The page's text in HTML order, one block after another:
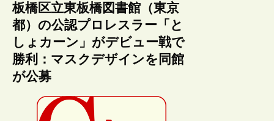
板橋区立東板橋図書館（東京
都）の公認プロレスラー「と
しょカーン」がデビュー戦で
勝利：マスクデザインを同館
が公募